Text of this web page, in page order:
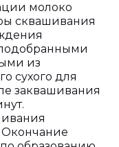
молоко
сквашивания
из
сухого для
заквашивания
Окончание